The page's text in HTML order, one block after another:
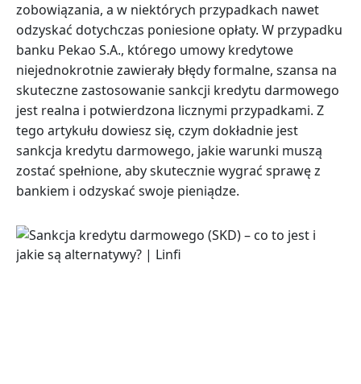
zobowiązania, a w niektórych przypadkach nawet
odzyskać dotychczas poniesione opłaty. W przypadku
banku Pekao S.A., którego umowy kredytowe
niejednokrotnie zawierały błędy formalne, szansa na
skuteczne zastosowanie sankcji kredytu darmowego
jest realna i potwierdzona licznymi przypadkami. Z
tego artykułu dowiesz się, czym dokładnie jest
sankcja kredytu darmowego, jakie warunki muszą
zostać spełnione, aby skutecznie wygrać sprawę z
bankiem i odzyskać swoje pieniądze.